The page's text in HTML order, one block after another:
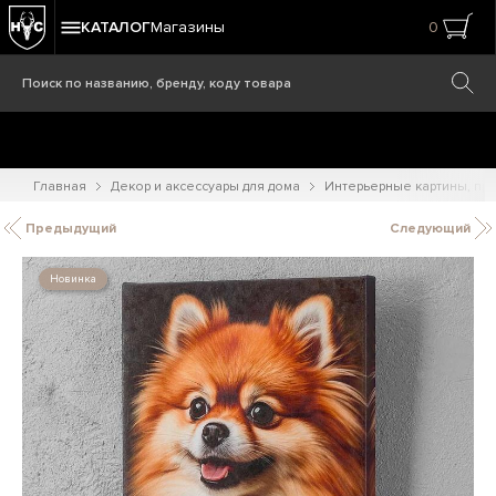
КАТАЛОГМагазины 0
Главная Декор и аксессуары для дома Интерьерные картины,
Предыдущий Следующий
Новинка